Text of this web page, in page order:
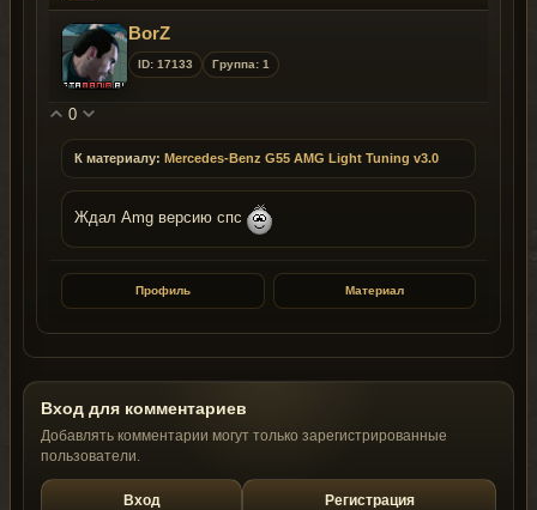
BorZ
ID: 17133 Группа: 1
0
К материалу: Mercedes-Benz G55 AMG Light Tuning v3.0
Ждал Amg версию спс
Профиль Материал
Вход для комментариев
Добавлять комментарии могут только зарегистрированные
пользователи.
Вход Регистрация